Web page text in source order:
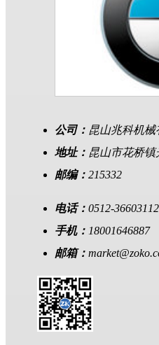
公司： 昆山兆科机械
地址： 昆山市花桥
邮编： 215332
电话： 0512-36603112
手机： 18001646887
邮箱：